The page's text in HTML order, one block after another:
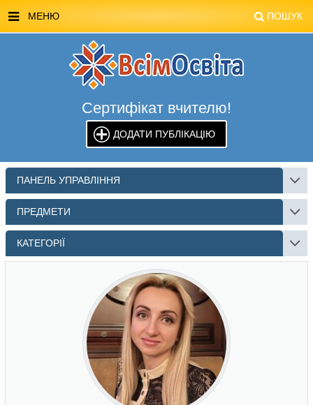
МЕНЮ ПОШУК
МАГАЗИН ВСІМОСВІТА
СТЕНДИ ВСІМОСВІТА
РЕКЛАМА НА САЙТІ
КОНТАКТИ
ПОШУК
Сертифікат вчителю!
ДОДАТИ ПУБЛІКАЦІЮ
ПАНЕЛЬ УПРАВЛІННЯ
ПРЕДМЕТИ
КАТЕГОРІЇ